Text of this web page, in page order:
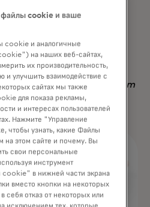
стратегию — не
но и по
времени».
of Data, GlassesUSA.com
файлы cookie и ваше
cookie и аналогичные
на наших веб-сайтах,
их производительность,
и улучшить взаимодействие с
сайтах мы также
для показа рекламы,
и интересах пользователей
Нажмите "Управление
чтобы узнать, какие Файлы
этом сайте и почему. Вы
свои персональные
инструмент
cookie" в нижней части экрана
вместо кнопки на некоторых
себя отказ от некоторых или